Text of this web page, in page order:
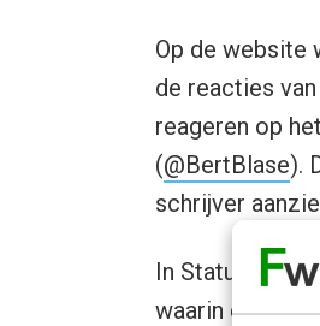
Op de website
de reacties
reageren op
(@BertBlase).
schrijver
In Statu
waarin de